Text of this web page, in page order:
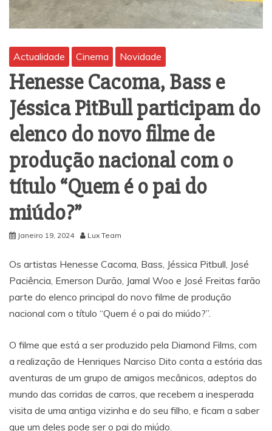
Actualidade Cinema Novidade
Henesse Cacoma, Bass e
Jéssica PitBull participam do
elenco do novo filme de
produção nacional com o
título “Quem é o pai do
miúdo?”
Janeiro 19, 2024 Lux Team
Os artistas Henesse Cacoma, Bass, Jéssica Pitbull, José
Paciência, Emerson Durão, Jamal Woo e José Freitas farão
parte do elenco principal do novo filme de produção
nacional com o título “Quem é o pai do miúdo?”.
O filme que está a ser produzido pela Diamond Films, com
a realização de Henriques Narciso Dito conta a estória das
aventuras de um grupo de amigos mecânicos, adeptos do
mundo das corridas de carros, que recebem a inesperada
visita de uma antiga vizinha e do seu filho, e ficam a saber
que um deles pode ser o pai do miúdo.